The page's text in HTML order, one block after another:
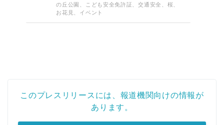
の丘公園、こども安全免許証、交通安全、桜、
お花見、イベント
このプレスリリースには、報道機関向けの情報が
あります。